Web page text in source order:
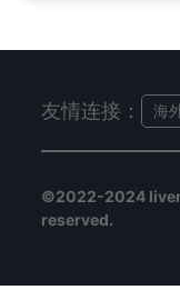
友情连接： 海
©2022-2024
reserved.